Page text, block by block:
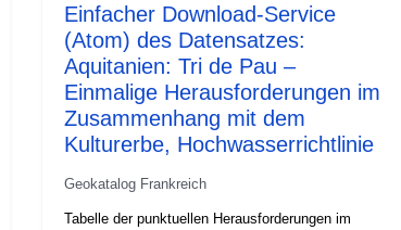
Einfacher Download-Service
(Atom) des Datensatzes:
Aquitanien: Tri de Pau –
Einmalige Herausforderungen im
Zusammenhang mit dem
Kulturerbe, Hochwasserrichtlinie
Geokatalog Frankreich
Tabelle der punktuellen Herausforderungen im